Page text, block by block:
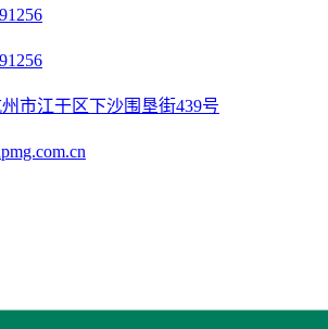
市江干区下沙围垦街439号